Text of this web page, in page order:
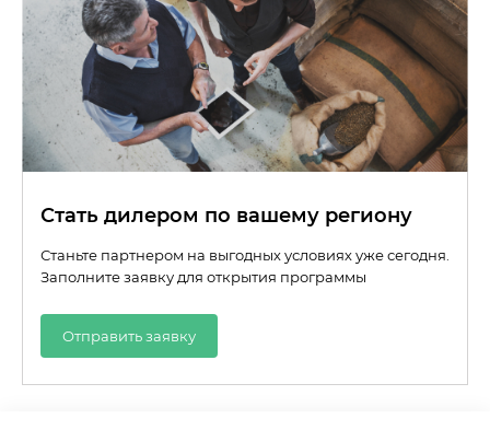
Стать дилером по вашему региону
Станьте партнером на выгодных условиях уже сегодня.
Заполните заявку для открытия программы
Отправить заявку